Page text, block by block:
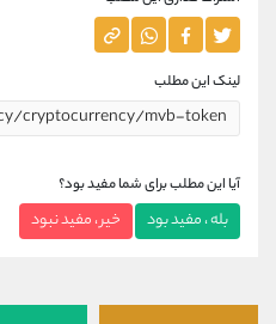
لینک این مطلب
آیا این مطلب برای شما مفید بود؟
بله ، مفید بود خیر ، مفید نبود